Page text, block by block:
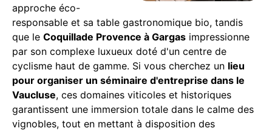
approche éco-
responsable et sa table gastronomique bio, tandis
que le Coquillade Provence à Gargas impressionne
par son complexe luxueux doté d'un centre de
cyclisme haut de gamme. Si vous cherchez un lieu
pour organiser un séminaire d'entreprise dans le
Vaucluse, ces domaines viticoles et historiques
garantissent une immersion totale dans le calme des
vignobles, tout en mettant à disposition des